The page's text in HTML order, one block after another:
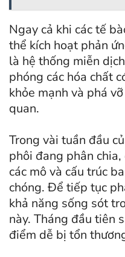
Ngay cả khi các tế
thể kích hoạt phản
là hệ thống miễn
phóng các hóa chất
khỏe mạnh và phá
quan.
Trong vài tuần đầu
phôi đang phân
các mô và cấu trúc
chóng. Để tiếp tục
khả năng sống sót
này. Tháng đầu tiên
điểm dễ bị tổn